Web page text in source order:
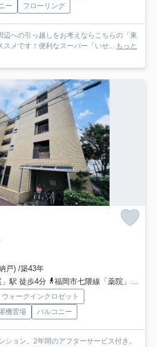
ー フローリング
への引っ越しをお考えならこちらの「東
メです！便利なスーパー「いせ... もっと
戸) /築43年
駅 徒歩4分
福岡市七隈線「薬院」駅 徒歩12分
ウォークインクロゼット
機置場 バルコニー
ション。2年間のアフターサービス付き。